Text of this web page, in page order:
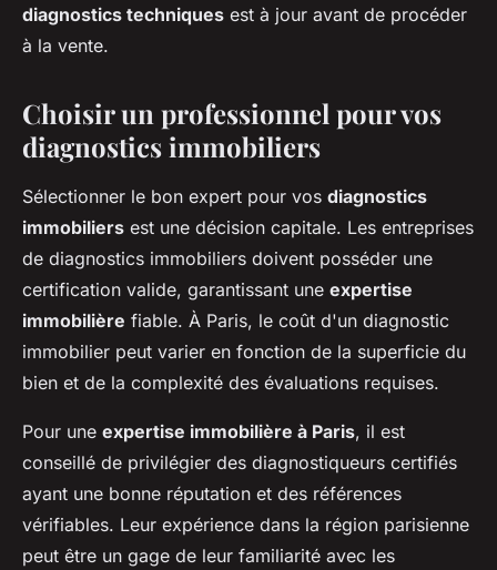
diagnostics techniques est à jour avant de procéder
à la vente.
Choisir un professionnel pour vos
diagnostics immobiliers
Sélectionner le bon expert pour vos diagnostics
immobiliers est une décision capitale. Les entreprises
de diagnostics immobiliers doivent posséder une
certification valide, garantissant une expertise
immobilière fiable. À Paris, le coût d'un diagnostic
immobilier peut varier en fonction de la superficie du
bien et de la complexité des évaluations requises.
Pour une expertise immobilière à Paris, il est
conseillé de privilégier des diagnostiqueurs certifiés
ayant une bonne réputation et des références
vérifiables. Leur expérience dans la région parisienne
peut être un gage de leur familiarité avec les